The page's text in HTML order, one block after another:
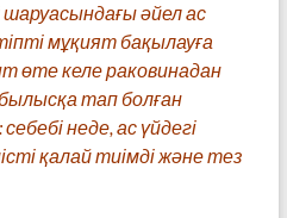
әйел ас
мұқият бақылауға
өте келе раковинадан
тап болған
неде, ас үйдегі
қалай тиімді және тез